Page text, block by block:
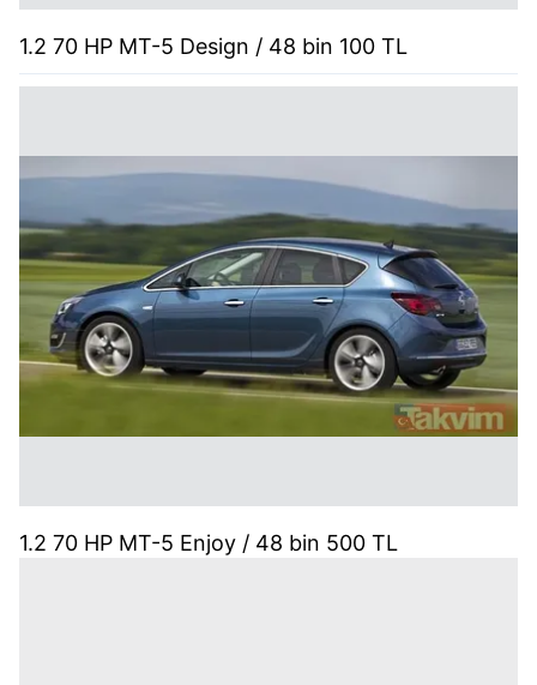
1.2 70 HP MT-5 Design / 48 bin 100 TL
1.2 70 HP MT-5 Enjoy / 48 bin 500 TL